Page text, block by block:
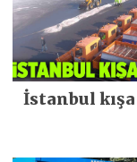
İstanbul kışa